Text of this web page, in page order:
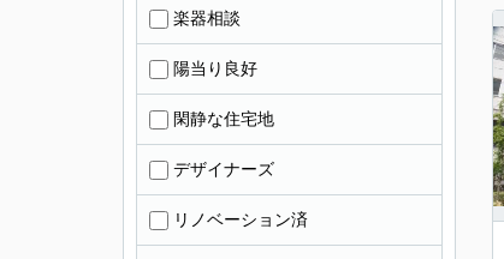
楽器相談
陽当り良好
閑静な住宅地
デザイナーズ
リノベーション済